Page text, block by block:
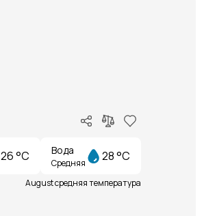
26 °C Вода
Средняя 28 °C
August средняя температура